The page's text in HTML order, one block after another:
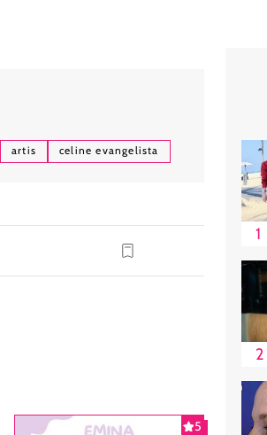
artis
celine evangelista
5
1
2